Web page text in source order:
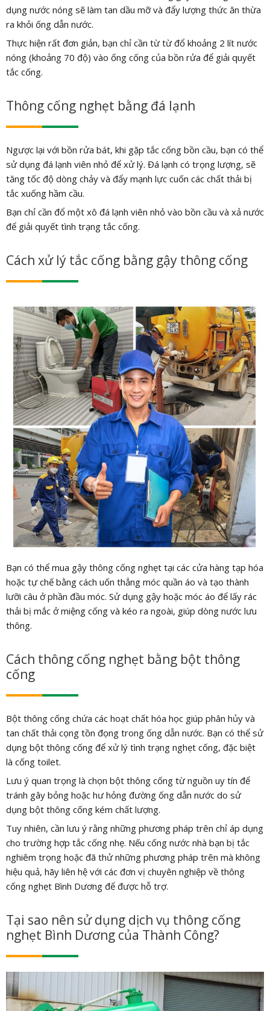
dụng nước nóng sẽ làm tan dầu mỡ và đẩy lượng thức ăn thừa
ra khỏi ống dẫn nước.
Thực hiện rất đơn giản, bạn chỉ cần từ từ đổ khoảng 2 lít nước
nóng (khoảng 70 độ) vào ống cống của bồn rửa để giải quyết
tắc cống.
Thông cống nghẹt bằng đá lạnh
Ngược lại với bồn rửa bát, khi gặp tắc cống bồn cầu, bạn có thể
sử dụng đá lạnh viên nhỏ để xử lý. Đá lạnh có trọng lượng, sẽ
tăng tốc độ dòng chảy và đẩy mạnh lực cuốn các chất thải bị
tắc xuống hầm cầu.
Bạn chỉ cần đổ một xô đá lạnh viên nhỏ vào bồn cầu và xả nước
để giải quyết tình trạng tắc cống.
Cách xử lý tắc cống bằng gậy thông cống
Bạn có thể mua gậy thông cống nghẹt tại các cửa hàng tạp hóa
hoặc tự chế bằng cách uốn thẳng móc quần áo và tạo thành
lưỡi câu ở phần đầu móc. Sử dụng gậy hoặc móc áo để lấy rác
thải bị mắc ở miệng cống và kéo ra ngoài, giúp dòng nước lưu
thông.
Cách thông cống nghẹt bằng bột thông
cống
Bột thông cống chứa các hoạt chất hóa học giúp phân hủy và
tan chất thải cọng tồn đọng trong ống dẫn nước. Bạn có thể sử
dụng bột thông cống để xử lý tình trạng nghẹt cống, đặc biệt
là cống toilet.
Lưu ý quan trọng là chọn bột thông cống từ nguồn uy tín để
tránh gây bỏng hoặc hư hỏng đường ống dẫn nước do sử
dụng bột thông cống kém chất lượng.
Tuy nhiên, cần lưu ý rằng những phương pháp trên chỉ áp dụng
cho trường hợp tắc cống nhẹ. Nếu cống nước nhà bạn bị tắc
nghiêm trọng hoặc đã thử những phương pháp trên mà không
hiệu quả, hãy liên hệ với các đơn vị chuyên nghiệp về thông
cống nghẹt Bình Dương để được hỗ trợ.
Tại sao nên sử dụng dịch vụ thông cống
nghẹt Bình Dương của Thành Công?